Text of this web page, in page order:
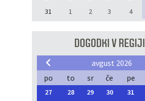
31
1 2 3 4
DOGODKI V REGIJI
avgust 2026
po
to sr če pe
27 28 29 30 31